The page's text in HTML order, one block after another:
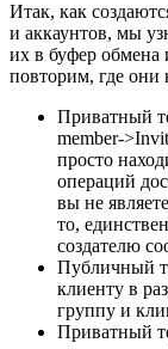
Итак, как
и аккаунтов, мы
их в буфер обмена
повторим, где они
Приватный
member-
просто
операций
вы не
то,
создателю
Публичный
клиенту в
группу и
Приватный